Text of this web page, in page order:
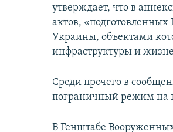
утверждает, что в
актов,
Украины, объектами
инфраструктуры и
Среди прочего в
пограничный режим на
В Генштабе